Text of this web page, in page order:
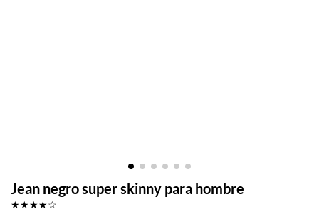
Jean negro super skinny para hombre
★★★★☆